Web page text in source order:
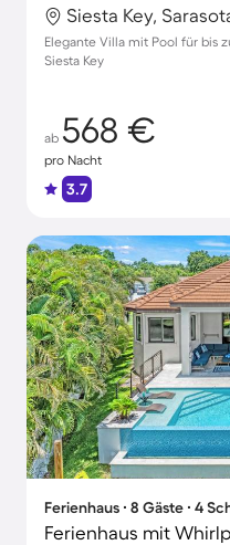
Siesta Key,
Elegante Villa mit Pool für bis
Siesta Key
ab 568 €
pro Nacht
3.7
Ferienhaus ∙ 8 Gäste ∙ 4